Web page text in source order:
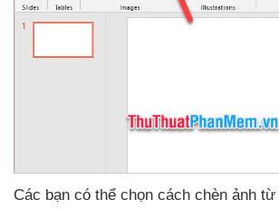
Các bạn có thể chọn cách chèn ảnh từ